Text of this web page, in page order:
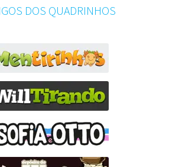
DOS QUADRINHOS